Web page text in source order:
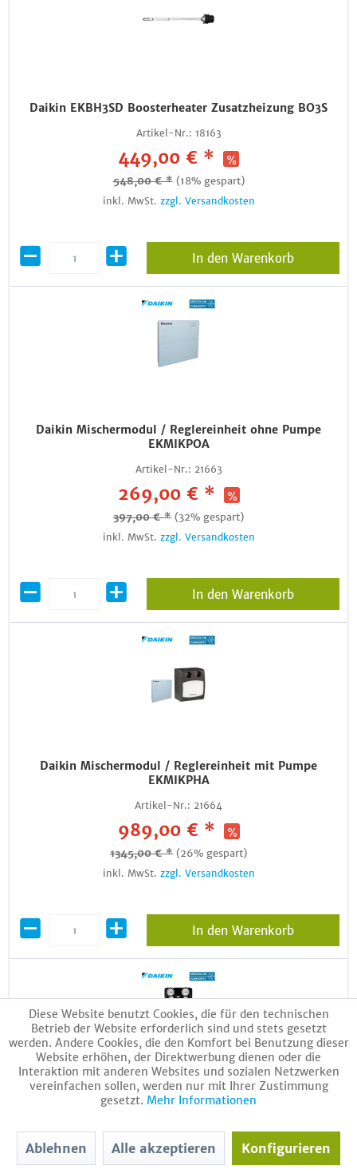
Daikin EKBH3SD Boosterheater Zusatzheizung BO3S
Artikel-Nr.: 18163
449,00 € *
548,00 € * (18% gespart)
inkl. MwSt. zzgl. Versandkosten
In den Warenkorb
Daikin Mischermodul / Reglereinheit ohne Pumpe
EKMIKPOA
Artikel-Nr.: 21663
269,00 € *
397,00 € * (32% gespart)
inkl. MwSt. zzgl. Versandkosten
In den Warenkorb
Daikin Mischermodul / Reglereinheit mit Pumpe
EKMIKPHA
Artikel-Nr.: 21664
989,00 € *
1345,00 € * (26% gespart)
inkl. MwSt. zzgl. Versandkosten
In den Warenkorb
Daikin Pumpenbaugruppe PGDK mit Mischer 156075
899,00 € *
Diese Website benutzt Cookies, die für den technischen
Betrieb der Website erforderlich sind und stets gesetzt
werden. Andere Cookies, die den Komfort bei Benutzung dieser
Website erhöhen, der Direktwerbung dienen oder die
Interaktion mit anderen Websites und sozialen Netzwerken
vereinfachen sollen, werden nur mit Ihrer Zustimmung
gesetzt. Mehr Informationen
Ablehnen Alle akzeptieren Konfigurieren